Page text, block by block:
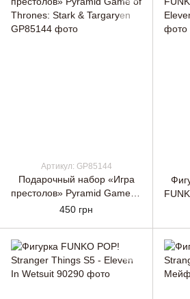
Артикул: GP85144
Подарочный набор «Игра
престолов» Pyramid Game of
Thrones: Stark & Targaryen
450 грн